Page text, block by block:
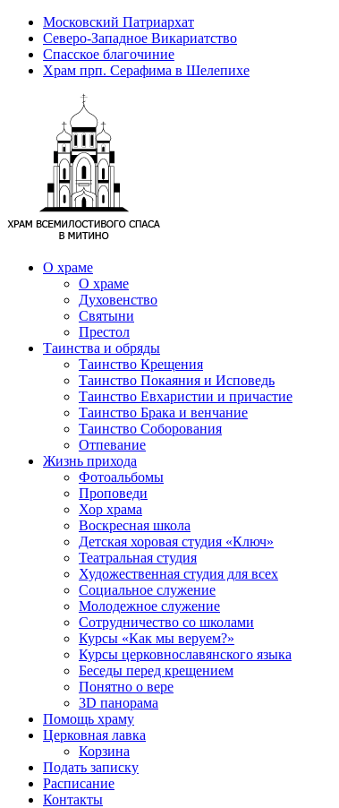
Московский Патриархат
Северо-Западное Викариатство
Спасское благочиние
Храм прп. Серафима в Шелепихе
О храме
О храме
Духовенство
Святыни
Престол
Таинства и обряды
Таинство Крещения
Таинство Покаяния и Исповедь
Таинство Евхаристии и причастие
Таинство Брака и венчание
Таинство Соборования
Отпевание
Жизнь прихода
Фотоальбомы
Проповеди
Хор храма
Воскресная школа
Детская хоровая студия «Ключ»
Театральная студия
Х​удожественная студия для всех
Социальное служение
Молодежное служение
Сотрудничество со школами
Курсы «Как мы веруем?»
Курсы церковнославянского языка
Беседы перед крещением
Понятно о вере
3D панорама
Помощь храму
Церковная лавка
Корзина
Подать записку
Расписание
Контакты